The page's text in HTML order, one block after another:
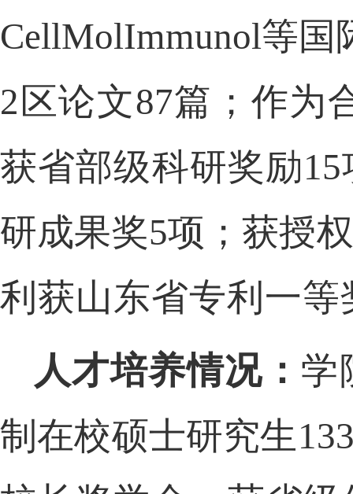
CellMolImmunol等国
2区论文87篇；作为
获省部级科研奖励
研成果奖5项；获授
利获山东省专利一等
人才培养情况： 学
制在校硕士研究生